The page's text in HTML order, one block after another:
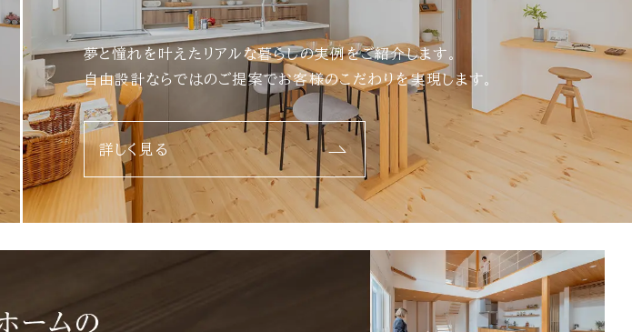
夢と憧れを叶えたリアルな暮らしの実例をご紹介します。
自由設計ならではのご提案でお客様のこだわりを実現します。
詳しく見る